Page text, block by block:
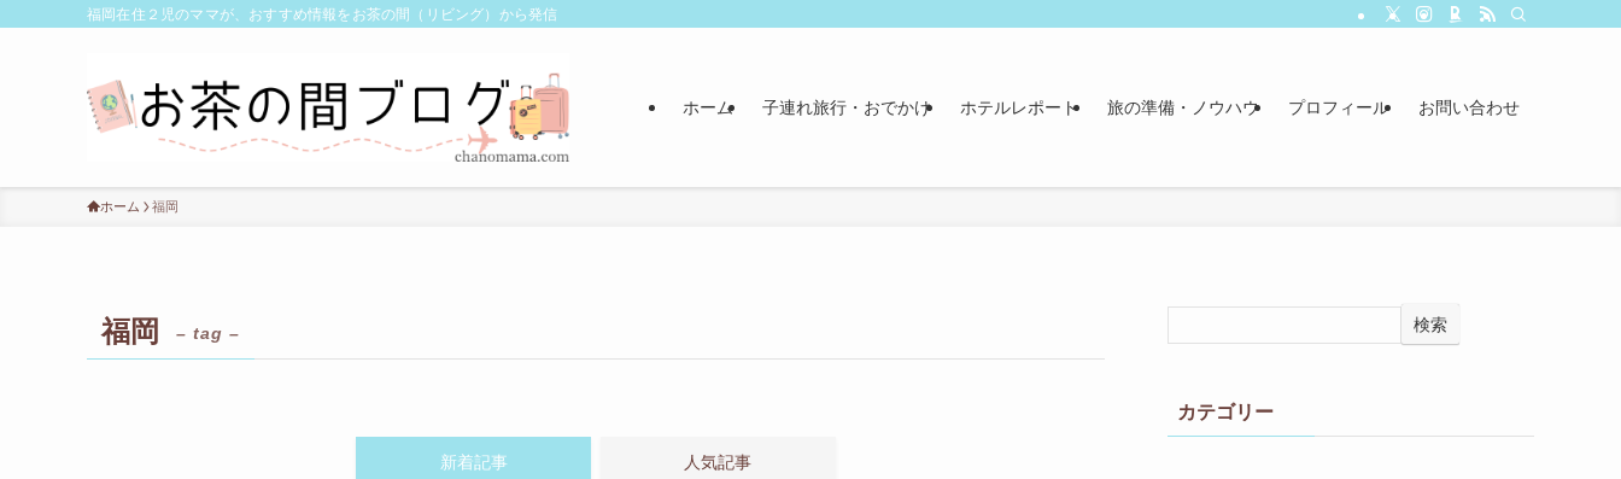
福岡在住２児のママが、おすすめ情報をお茶の間（リビング）から発信
ホーム 子連れ旅行・おでかけ ホテルレポート 旅の準備・ノウハウ プロフィール お問い合わせ
ホーム 福岡
福岡 – tag –
新着記事 人気記事
検索
カテゴリー